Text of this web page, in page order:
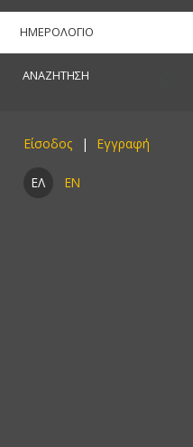
ΗΜΕΡΟΛΟΓΙΟ
Είσοδος
ΕΛ EN